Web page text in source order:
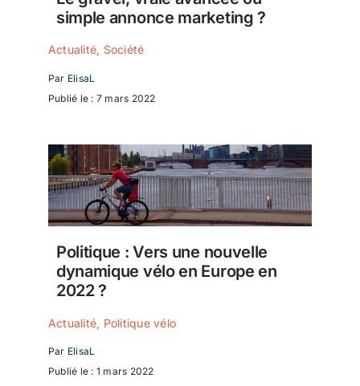
simple annonce marketing ?
Actualité, Société
Par ElisaL
Publié le : 7 mars 2022
Politique : Vers une nouvelle
dynamique vélo en Europe en
2022 ?
Actualité, Politique vélo
Par ElisaL
Publié le : 1 mars 2022